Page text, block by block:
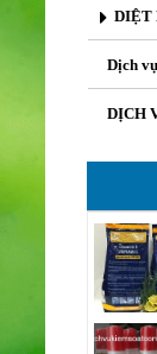
DIỆT
Dịch
DỊCH